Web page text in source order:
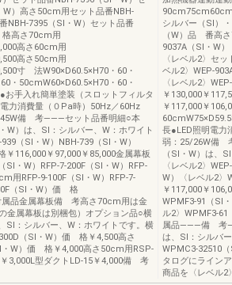
W）高さ50cm用セット品番NBH-
NBH-7395（SI・W）セット品番
高さ70cm用
高さ60cm用
高さ50cm用
寸 法W90×D60.5×H70・60・
・50cmW60×D60.5×H70・60・
手入れ簡単塗装（スロットフィルタ
力消費量（０Pa時）50Hz／60Hz
45W備 考―――セット品番明細○本
W）は、SI：シルバー、W：ホワイト
（SI・W）NBH-739（SI・W）
116,000￥97,000￥85,000金属幕板
SI・W）RFP-7-200F（SI・W）RFP-
用RFP-9-100F（SI・W）RFP-7-
（SI・W）価 格
属品金属幕板備 考高さ70cm用は金
金属幕板は別梱包）オプション品○横
SⅠ：シルバー、W：ホワイトです。横
（SI・W）価 格￥4,500高さ
・W）価 格￥4,000高さ50cm用RSP-
3,000L型ダクトLD-15￥4,000備 考
90cm75cm60cm
シルバー（SⅠ）
（W）品 番高
9037A（SI・W
〈レベル2〉セ
ベル2〉WEP-
〈レベル2〉
￥130,000￥
￥117,000￥
長●LED照明電力
弱：25/26W備
（SI・W）は
〈レベル2〉
W）〈レベル2
￥117,000￥
WPMF3-91（SI
ル2〉WPMF3-
属品―――備 考
は、SⅠ：シルバ
WPMC3-32510
タログにライン
商品を〈レベル2